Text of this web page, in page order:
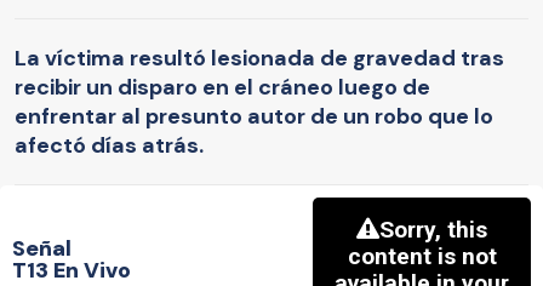
La víctima resultó lesionada de gravedad tras
recibir un disparo en el cráneo luego de
enfrentar al presunto autor de un robo que lo
afectó días atrás.
Señal
T13 En Vivo